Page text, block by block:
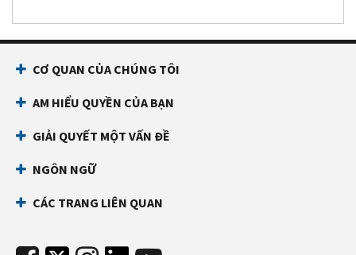
CƠ QUAN CỦA CHÚNG TÔI
AM HIỂU QUYỀN CỦA BẠN
GIẢI QUYẾT MỘT VẤN ĐỀ
NGÔN NGỮ
CÁC TRANG LIÊN QUAN